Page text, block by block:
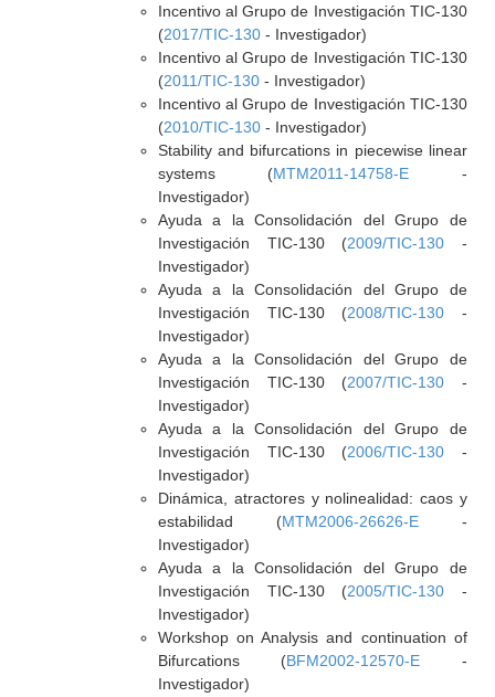
Incentivo al Grupo de Investigación TIC-130
(2017/TIC-130- Investigador)
Incentivo al Grupo de Investigación TIC-130
(2011/TIC-130- Investigador)
Incentivo al Grupo de Investigación TIC-130
(2010/TIC-130- Investigador)
Stability and bifurcations in piecewise linear
systems (MTM2011-14758-E -
Investigador)
Ayuda a la Consolidación del Grupo de
Investigación TIC-130 (2009/TIC-130 -
Investigador)
Ayuda a la Consolidación del Grupo de
Investigación TIC-130 (2008/TIC-130 -
Investigador)
Ayuda a la Consolidación del Grupo de
Investigación TIC-130 (2007/TIC-130 -
Investigador)
Ayuda a la Consolidación del Grupo de
Investigación TIC-130 (2006/TIC-130 -
Investigador)
Dinámica, atractores y nolinealidad: caos y
estabilidad (MTM2006-26626-E-
Investigador)
Ayuda a la Consolidación del Grupo de
Investigación TIC-130 (2005/TIC-130 -
Investigador)
Workshop on Analysis and continuation of
Bifurcations (BFM2002-12570-E -
Investigador)